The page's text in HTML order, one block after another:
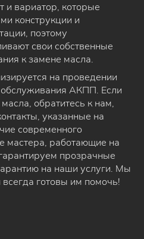
и вариатор, которые
конструкции и
поэтому
свои собственные
к замене масла.
на проведении
обслуживания АКПП. Если
обратитесь к нам,
указанные на
современного
мастера, работающие на
прозрачные
на наши услуги. Мы
готовы им помочь!